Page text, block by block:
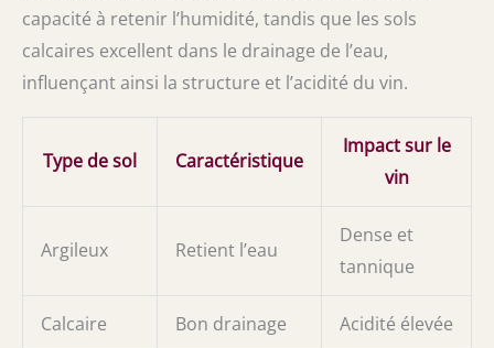
capacité à retenir l’humidité, tandis que les sols
calcaires excellent dans le drainage de l’eau,
influençant ainsi la structure et l’acidité du vin.
Type de sol Caractéristique
Impact sur le
vin
Argileux Retient l’eau
Dense et
tannique
Calcaire Bon drainage Acidité élevée